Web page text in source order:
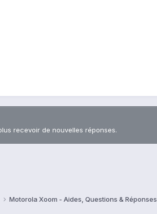
recevoir de nouvelles réponses.
Motorola Xoom - Aides, Questions & Réponses